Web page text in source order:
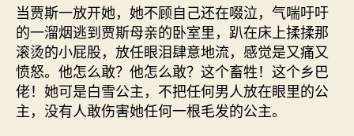
当贾斯一放开她，她不顾自己还在啜泣，气喘吁吁
的一溜烟逃到贾斯母亲的卧室里，趴在床上揉揉那
滚烫的小屁股，放任眼泪肆意地流，感觉是又痛又
愤怒。他怎么敢？他怎么敢？这个畜牲！这个乡巴
佬！她可是白雪公主，不把任何男人放在眼里的公
主，没有人敢伤害她任何一根毛发的公主。